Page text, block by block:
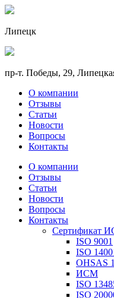
Липецк
пр-т. Победы, 29,
О компании
Отзывы
Статьи
Новости
Вопросы
Контакты
О компании
Отзывы
Статьи
Новости
Вопросы
Контакты
Сертификат
ISO 9001
ISO
OHSAS
ИСМ
ISO
ISO